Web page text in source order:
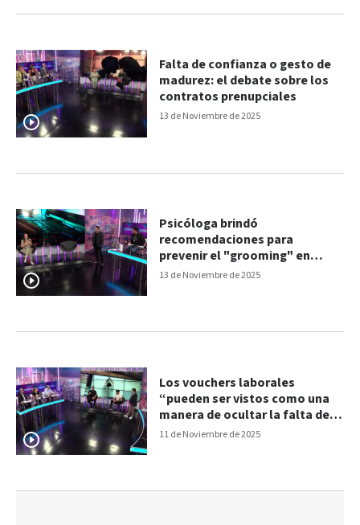
13 de Noviembre de 2025
Falta de confianza o gesto de
madurez: el debate sobre los
contratos prenupciales
13 de Noviembre de 2025
Psicóloga brindó
recomendaciones para
prevenir el "grooming" en
adolescentes
11 de Noviembre de 2025
Los vouchers laborales
“pueden ser vistos como una
manera de ocultar la falta de
políticas de empleo real”